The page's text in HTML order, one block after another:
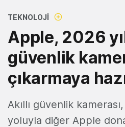
TEKNOLOJI
Apple, 2026
güvenlik
çıkarmaya
Akıllı güvenlik
yoluyla diğer Apple